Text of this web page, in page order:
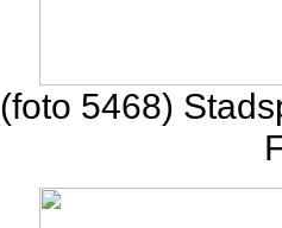
(foto 5468)